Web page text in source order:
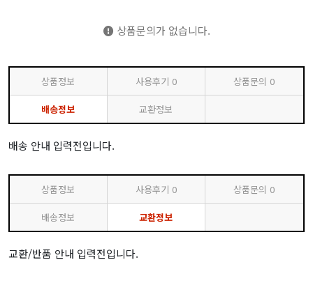
상품문의가 없습니다.
상품정보 사용후기 0 상품문의 0
배송정보 교환정보
배송 안내 입력전입니다.
상품정보 사용후기 0 상품문의 0
배송정보 교환정보
교환/반품 안내 입력전입니다.